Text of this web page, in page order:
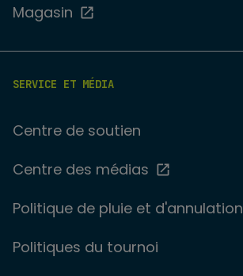
Magasin
SERVICE ET MÉDIA
Centre de soutien
Centre des médias
Politique de pluie et d'annulation
Politiques du tournoi